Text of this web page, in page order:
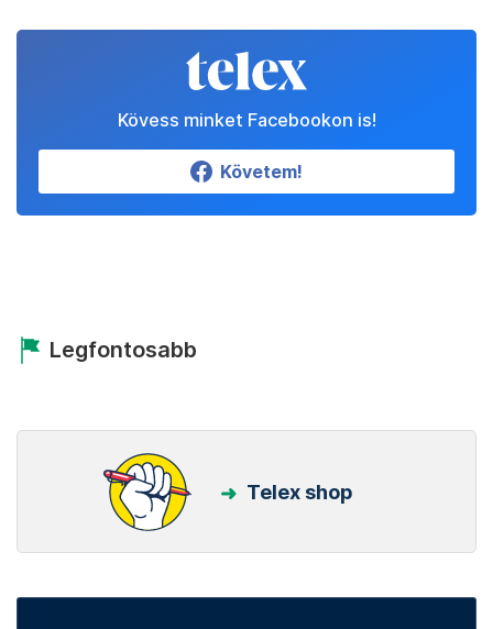
Kövess minket Facebookon is!
Követem!
Legfontosabb
Telex shop